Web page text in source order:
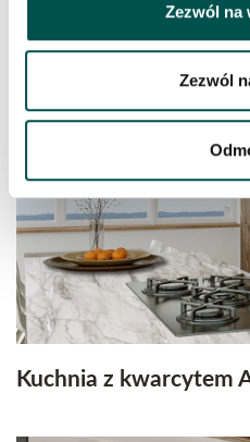
Zezwól na
Zezwól
Łazienka z użyciem
Kuchnia z kwarcytem